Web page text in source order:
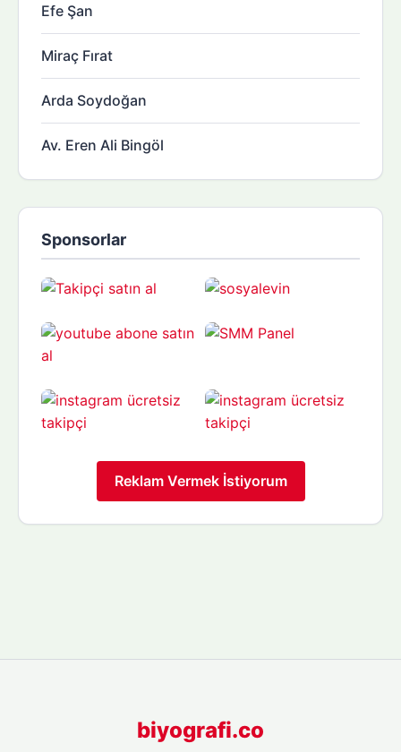
Efe Şan
Miraç Fırat
Arda Soydoğan
Av. Eren Ali Bingöl
Sponsorlar
Reklam Vermek İstiyorum
biyografi.co